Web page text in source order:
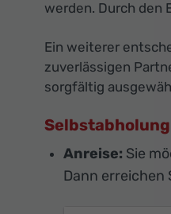
werden. Durch den
Ein weiterer
zuverlässigen
sorgfältig
Selbstabholung
Anreise: Sie
Dann erreichen